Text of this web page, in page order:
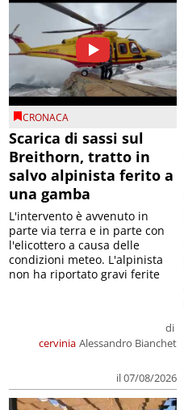
CRONACA
Scarica di sassi sul
Breithorn, tratto in
salvo alpinista ferito a
una gamba
cervinia
di
Alessandro Bianchet
il 07/08/2026
L'intervento è avvenuto in
parte via terra e in parte con
l'elicottero a causa delle
condizioni meteo. L'alpinista
non ha riportato gravi ferite